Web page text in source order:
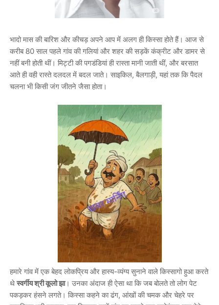
भादो मास की बारिश और कीचड़ अपने आप में अलग ही किस्सा होते हैं। आज से
करीब 80 साल पहले गांव की गलियां और शहर की सड़कें कंक्रीट और डामर से
नहीं बनी होती थीं। मिट्टी की पगडंडियां ही रास्ता मानी जाती थीं, और बरसात
आते ही वही रास्ते दलदल में बदल जाते। साइकिल, बैलगाड़ी, यहां तक कि पैदल
चलना भी किसी जंग जीतने जैसा होता।
हमारे गांव में एक बेहद लोकप्रिय और हास्य-व्यंग्य सुनाने वाले किस्सागो हुआ करते
थे स्वर्गीय श्री कूलो झा। उनका अंदाज ही ऐसा था कि जब बोलते तो लोग पेट
पकड़कर हंसने लगते। किस्सा कहने का ढंग, आंखों की चमक और चेहरे पर